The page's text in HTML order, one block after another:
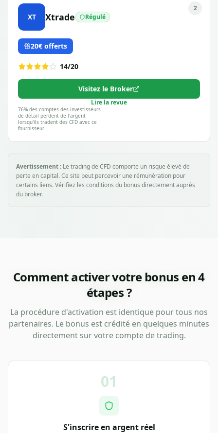
2
XT Xtrade Régulé
20€ offerts
14/20
Visitez le Broker
Lire la revue
76% des comptes des investisseurs
de détail perdent de l'argent
lorsqu'ils tradent des CFD avec ce
fournisseur.
Avertissement : Le trading de CFD comporte un risque élevé de
perte en capital. Ce site peut percevoir une rémunération pour
certains liens. Vérifiez les conditions du bonus directement auprès
du broker.
Comment activer votre bonus en 4
étapes ?
La procédure d'activation est identique pour tous nos
partenaires. Le bonus est crédité en quelques minutes
directement sur votre compte de trading.
01
S'inscrire en argent réel